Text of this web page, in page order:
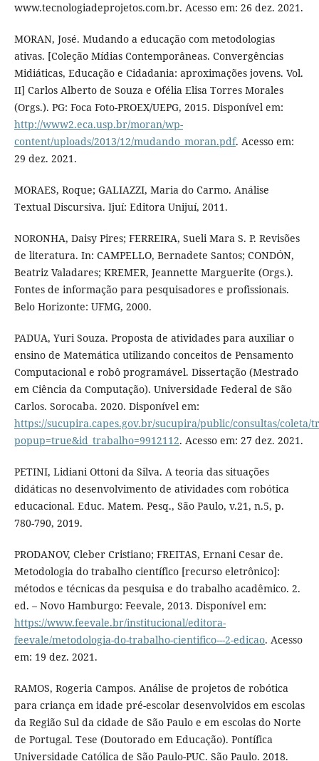
www.tecnologiadeprojetos.com.br. Acesso em: 26 dez. 2021.
MORAN, José. Mudando a educação com metodologias
ativas. [Coleção Mídias Contemporâneas. Convergências
Midiáticas, Educação e Cidadania: aproximações jovens. Vol.
II] Carlos Alberto de Souza e Ofélia Elisa Torres Morales
(Orgs.). PG: Foca Foto-PROEX/UEPG, 2015. Disponível em:
http://www2.eca.usp.br/moran/wp-
content/uploads/2013/12/mudando_moran.pdf. Acesso em:
29 dez. 2021.
MORAES, Roque; GALIAZZI, Maria do Carmo. Análise
Textual Discursiva. Ijuí: Editora Unijuí, 2011.
NORONHA, Daisy Pires; FERREIRA, Sueli Mara S. P. Revisões
de literatura. In: CAMPELLO, Bernadete Santos; CONDÓN,
Beatriz Valadares; KREMER, Jeannette Marguerite (Orgs.).
Fontes de informação para pesquisadores e profissionais.
Belo Horizonte: UFMG, 2000.
PADUA, Yuri Souza. Proposta de atividades para auxiliar o
ensino de Matemática utilizando conceitos de Pensamento
Computacional e robô programável. Dissertação (Mestrado
em Ciência da Computação). Universidade Federal de São
Carlos. Sorocaba. 2020. Disponível em:
https://sucupira.capes.gov.br/sucupira/public/consultas/coleta/
popup=true&id_trabalho=9912112. Acesso em: 27 dez. 2021.
PETINI, Lidiani Ottoni da Silva. A teoria das situações
didáticas no desenvolvimento de atividades com robótica
educacional. Educ. Matem. Pesq., São Paulo, v.21, n.5, p.
780-790, 2019.
PRODANOV, Cleber Cristiano; FREITAS, Ernani Cesar de.
Metodologia do trabalho científico [recurso eletrônico]:
métodos e técnicas da pesquisa e do trabalho acadêmico. 2.
ed. – Novo Hamburgo: Feevale, 2013. Disponível em:
https://www.feevale.br/institucional/editora-
feevale/metodologia-do-trabalho-cientifico---2-edicao. Acesso
em: 19 dez. 2021.
RAMOS, Rogeria Campos. Análise de projetos de robótica
para criança em idade pré-escolar desenvolvidos em escolas
da Região Sul da cidade de São Paulo e em escolas do Norte
de Portugal. Tese (Doutorado em Educação). Pontífica
Universidade Católica de São Paulo-PUC. São Paulo. 2018.